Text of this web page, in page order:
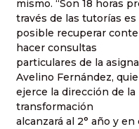
mismo. “Son 18 horas
través de las tutorías es
posible recuperar
hacer consultas
particulares de la
Avelino Fernández,
ejerce la dirección de
transformación
alcanzará al 2° año y